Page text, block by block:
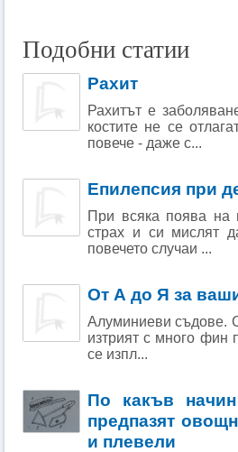
Подобни статии
Рахит
Рахитът е
костите не се
повече - даже с...
Епилепсия при
При всяка поява на
страх и си мислят
повечето случаи ...
От А до Я за
Алуминиеви съдове.
изтрият с много фин
се изпл...
По какъв
предпазят
и плевели